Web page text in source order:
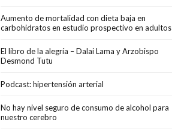
Aumento de mortalidad con dieta baja en
carbohidratos en estudio prospectivo en adultos
El libro de la alegría – Dalai Lama y Arzobispo
Desmond Tutu
Podcast: hipertensión arterial
No hay nivel seguro de consumo de alcohol para
nuestro cerebro